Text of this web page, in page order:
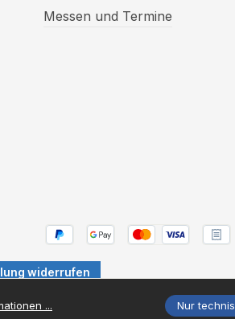
Messen und Termine
widerrufen
und ggf. Nachnahmegebühren, wenn
... Nur